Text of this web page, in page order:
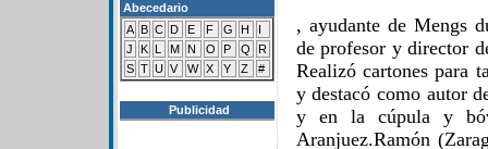
Abecedario
A B C D E F G H
I
J
K L M N O P Q
R
S T U V W X Y Z #
Publicidad
, ayudante de Mengs
de profesor y director
Realizó cartones para
y destacó como autor
y en la cúpula y
Aranjuez.Ramón